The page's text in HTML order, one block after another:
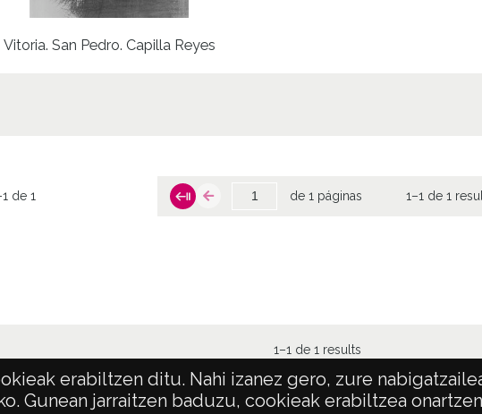
erabiltzen ditu. Nahi izanez gero, zure
Gunean jarraitzen baduzu, cookieak erabiltzea
Vitoria. San Pedro. Capilla Reyes
de 1 de 1 páginas 1–1 de 1
1–1 de 1 results